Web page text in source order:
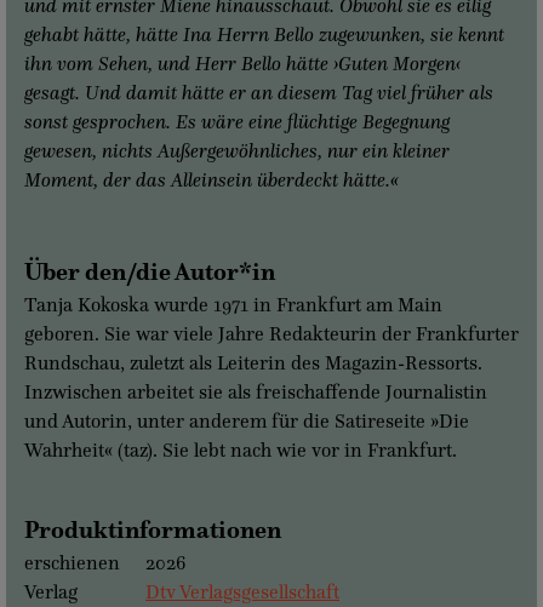
und mit ernster Miene hinausschaut. Obwohl sie es eilig
gehabt hätte, hätte Ina Herrn Bello zugewunken, sie kennt
ihn vom Sehen, und Herr Bello hätte ›Guten Morgen‹
gesagt. Und damit hätte er an diesem Tag viel früher als
sonst gesprochen. Es wäre eine flüchtige Begegnung
gewesen, nichts Außergewöhnliches, nur ein kleiner
Moment, der das Alleinsein überdeckt hätte.«
Über den/die Autor*in
Tanja Kokoska wurde 1971 in Frankfurt am Main
geboren. Sie war viele Jahre Redakteurin der Frankfurter
Rundschau, zuletzt als Leiterin des Magazin-Ressorts.
Inzwischen arbeitet sie als freischaffende Journalistin
und Autorin, unter anderem für die Satireseite »Die
Wahrheit« (taz). Sie lebt nach wie vor in Frankfurt.
Produktinformationen
erschienen
2026
Verlag
Dtv Verlagsgesellschaft